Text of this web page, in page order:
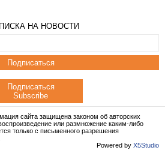
НА НОВОСТИ
Подписаться
Подписаться
Subscribe
сайта защищена законом об авторских
или размножение каким-либо
только с письменного разрешения
Powered by X5Studio